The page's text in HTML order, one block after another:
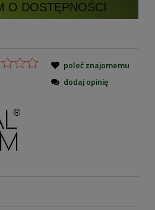
O DOSTĘPNOŚCI
poleć znajomemu
dodaj opinię